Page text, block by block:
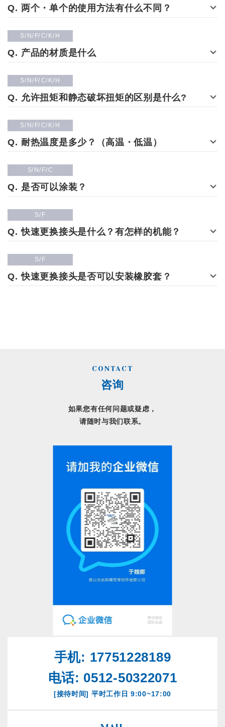
两个・单个的使用方法有什么不同？
S N F C K H
产品的材质是什么
S N F C K H
允许扭矩和静态破坏扭矩的区别是什么?
S N F C K H
耐热温度是多少？（高温・低温）
S N F C
是否可以涂装？
S F
快速更换接头是什么？有怎样的机能？
S F
快速更换接头是否可以安装橡胶套？
CONTACT
咨询
如果您有任何问题或疑虑，
请随时与我们联系。
手机: 17751228189
电话: 0512-50322071
[接待时间] 平时工作日 9:00~17:00